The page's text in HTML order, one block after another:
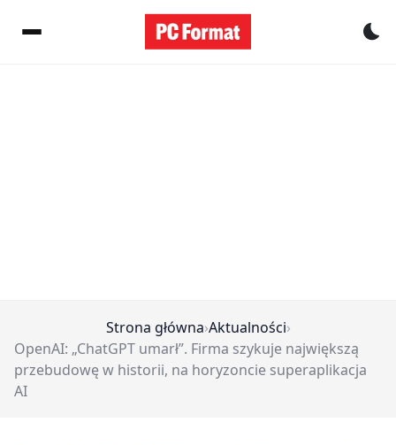
Strona główna›Aktualności›
OpenAI: „ChatGPT umarł”. Firma szykuje największą
przebudowę w historii, na horyzoncie superaplikacja
AI